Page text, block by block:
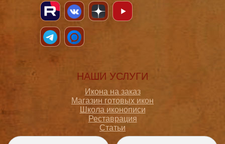
НАШИ УСЛУГИ
Икона на заказ
Магазин готовых икон
Школа иконописи
Реставрация
Статьи